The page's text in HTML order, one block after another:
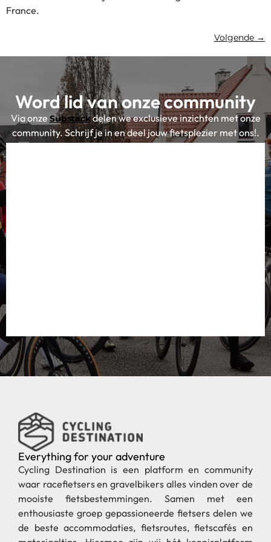
France.
Volgende →
Word lid van onze community
Via onze Substackdelen we exclusieve inzichten met onze
community. Schrijf je in en deel jouw fietsplezier met ons!.
Everything for your adventure
Cycling Destination is een platform en community
waar racefietsers en gravelbikers alles vinden over de
mooiste fietsbestemmingen. Samen met een
enthousiaste groep gepassioneerde fietsers delen we
de beste accommodaties, fietsroutes, fietscafés en